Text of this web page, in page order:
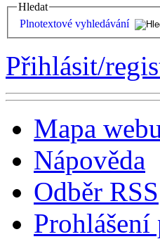
Hledat
Plnotextové vyhledávání
Přihlásit/
Mapa
Nápověda
Odběr RSS